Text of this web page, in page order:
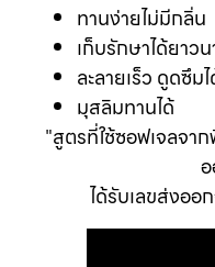
ทานง่ายไม่มีกลิ่น
เก็บรักษาได้ยาว
ละลายเร็ว ดูดซึม
มุสลิมทานได้
"สูตรที่ใช้ซอฟเจลจา
ได้รับเลขส่งออ